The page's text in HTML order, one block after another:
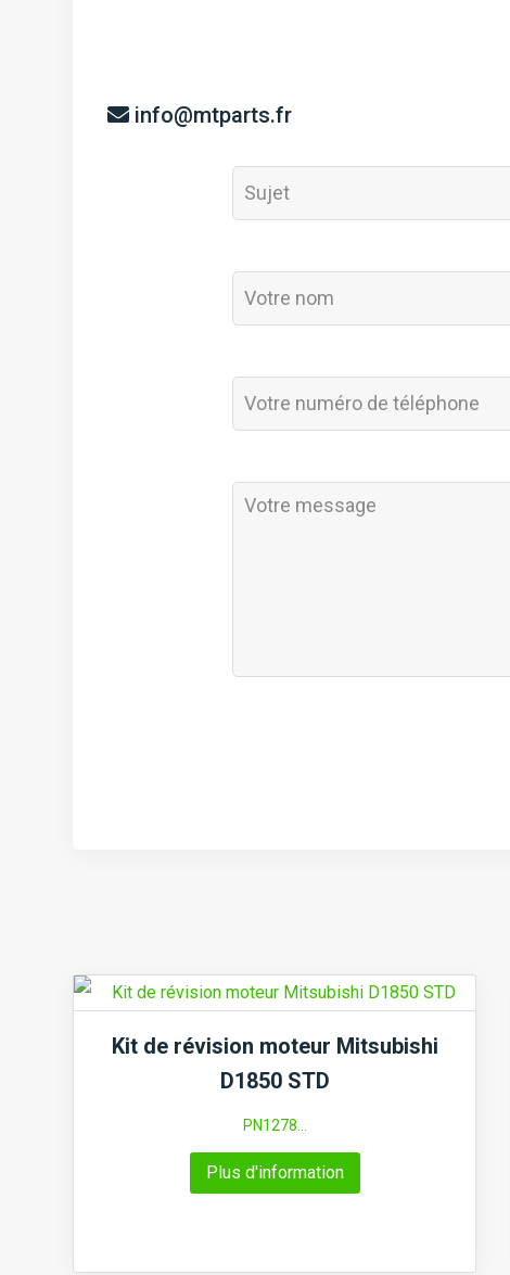
info@mtparts.fr
Kit de révision moteur Mitsubishi
D1850 STD
PN1278...
Plus d'information